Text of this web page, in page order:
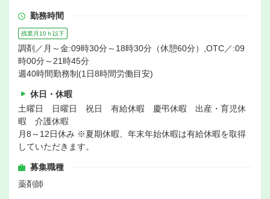
勤務時間
残業月10ｈ以下
調剤／月～金:09時30分～18時30分（休憩60分）,OTC／:09
時00分～21時45分
週40時間勤務制(1日8時間労働目安)
休日・休暇
土曜日 日曜日 祝日 有給休暇 慶弔休暇 出産・育児休
暇 介護休暇
月8～12日休み ※夏期休暇、年末年始休暇は有給休暇を取得
していただきます。
募集職種
薬剤師